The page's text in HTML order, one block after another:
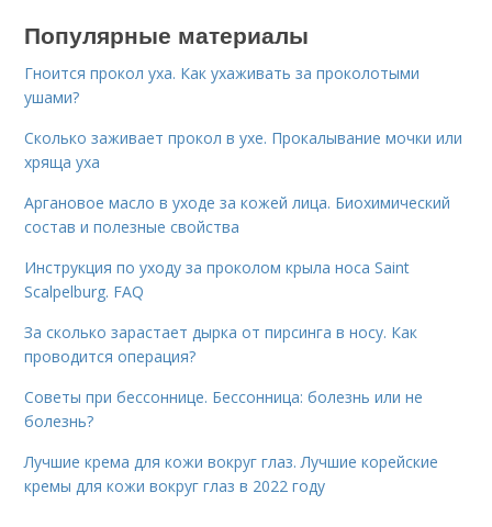
Популярные материалы
Гноится прокол уха. Как ухаживать за проколотыми
ушами?
Сколько заживает прокол в ухе. Прокалывание мочки или
хряща уха
Аргановое масло в уходе за кожей лица. Биохимический
состав и полезные свойства
Инструкция по уходу за проколом крыла носа Saint
Scalpelburg. FAQ
За сколько зарастает дырка от пирсинга в носу. Как
проводится операция?
Советы при бессоннице. Бессонница: болезнь или не
болезнь?
Лучшие крема для кожи вокруг глаз. Лучшие корейские
кремы для кожи вокруг глаз в 2022 году